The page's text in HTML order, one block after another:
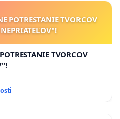
POTRESTANIE TVORCOV
TVORCOV